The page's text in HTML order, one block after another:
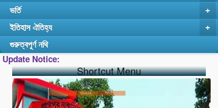
+
ভর্তি
+
ইতিহাস ঐতিহ্য
গুরুত্বপূর্ণ নথি
Update Notice:
Shortcut Menu